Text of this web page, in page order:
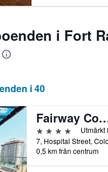
i Fort
i 40
Fairway Colombo - Sri Lanka's First
4 stjärnor
Utmärkt
0,5 km från centrum